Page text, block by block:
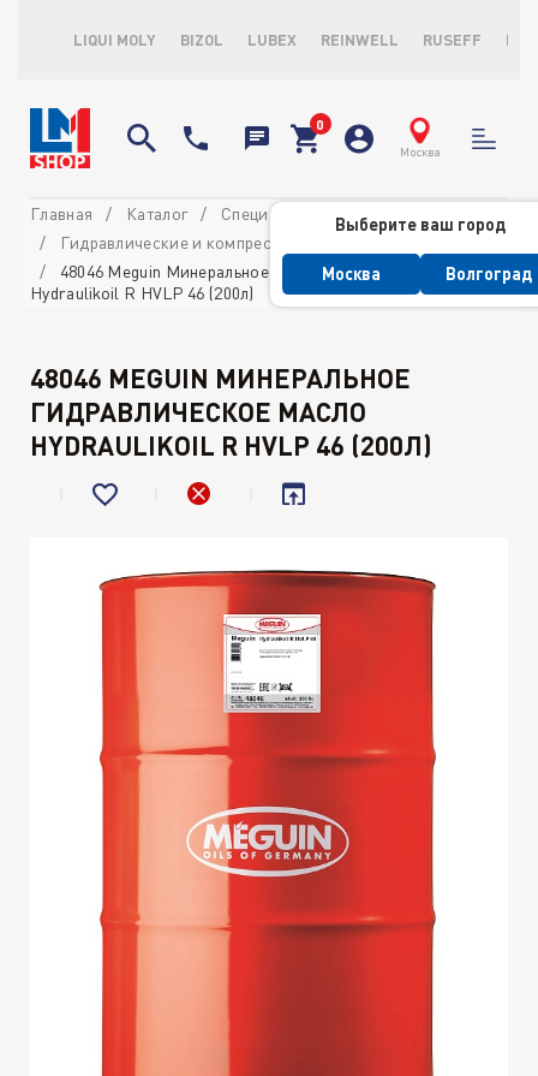
LIQUI MOLY BIZOL LUBEX REINWELL RUSEFF
Москва
Выберите ваш город
Москва Волгоград
Главная Каталог
Специализированные масла
Гидравлические и компрессорные масла
48046 Meguin Минеральное гидравлическое масло
Hydraulikoil R HVLP 46 (200л)
48046 MEGUIN МИНЕРАЛЬНОЕ
ГИДРАВЛИЧЕСКОЕ МАСЛО
HYDRAULIKOIL R HVLP 46 (200Л)